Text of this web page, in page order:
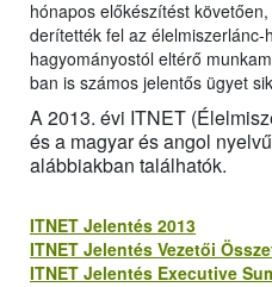
hónapos előkészítést
derítették fel az
hagyományostól eltérő
ban is számos jelentős ügyet
A 2013. évi ITNET
és a magyar és angol
alábbiakban találhatók.
ITNET Jelentés 2013
ITNET Jelentés Vezetői
ITNET Jelentés Executive